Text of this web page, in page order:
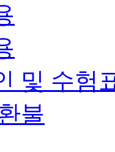
및 수험
불